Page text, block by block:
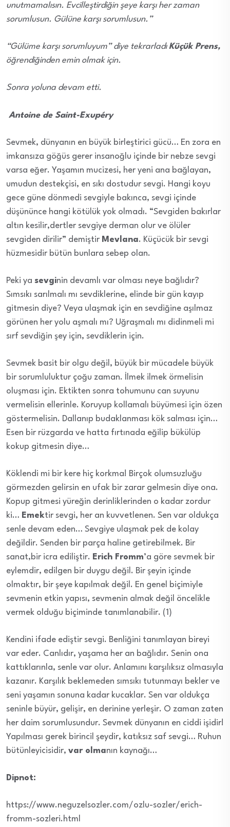
unutmamalısın. Evcilleştirdiğin şeye karşı her zaman
sorumlusun. Gülüne karşı sorumlusun.”
“Gülüme karşı sorumluyum” diye tekrarladıKüçük Prens,
öğrendiğinden emin olmak için.
Sonra yoluna devam etti.
Antoine de Saint-Exupéry
Sevmek, dünyanın en büyük birleştirici gücü… En zora en
imkansıza göğüs gerer insanoğlu içinde bir nebze sevgi
varsa eğer. Yaşamın mucizesi, her yeni ana bağlayan,
umudun destekçisi, en sıkı dostudur sevgi. Hangi koyu
gece güne dönmedi sevgiyle bakınca, sevgi içinde
düşününce hangi kötülük yok olmadı. “Sevgiden bakırlar
altın kesilir,dertler sevgiye derman olur ve ölüler
sevgiden dirilir” demiştir Mevlana. Küçücük bir sevgi
hüzmesidir bütün bunlara sebep olan.
Peki ya sevginin devamlı var olması neye bağlıdır?
Sımsıkı sarılmalı mı sevdiklerine, elinde bir gün kayıp
gitmesin diye? Veya ulaşmak için en sevdiğine aşılmaz
görünen her yolu aşmalı mı? Uğraşmalı mı didinmeli mi
sırf sevdiğin şey için, sevdiklerin için.
Sevmek basit bir olgu değil, büyük bir mücadele büyük
bir sorumluluktur çoğu zaman. İlmek ilmek örmelisin
oluşması için. Ektikten sonra tohumunu can suyunu
vermelisin ellerinle. Koruyup kollamalı büyümesi için özen
göstermelisin. Dallanıp budaklanması kök salması için…
Esen bir rüzgarda ve hatta fırtınada eğilip bükülüp
kokup gitmesin diye…
Köklendi mi bir kere hiç korkma! Birçok olumsuzluğu
görmezden gelirsin en ufak bir zarar gelmesin diye ona.
Kopup gitmesi yüreğin derinliklerinden o kadar zordur
ki… Emektir sevgi, her an kuvvetlenen. Sen var oldukça
senle devam eden… Sevgiye ulaşmak pek de kolay
değildir. Senden bir parça haline getirebilmek. Bir
sanat,bir icra ediliştir. Erich Fromm’a göre sevmek bir
eylemdir, edilgen bir duygu değil. Bir şeyin içinde
olmaktır, bir şeye kapılmak değil. En genel biçimiyle
sevmenin etkin yapısı, sevmenin almak değil öncelikle
vermek olduğu biçiminde tanımlanabilir. (1)
Kendini ifade ediştir sevgi. Benliğini tanımlayan bireyi
var eder. Canlıdır, yaşama her an bağlıdır. Senin ona
kattıklarınla, senle var olur. Anlamını karşılıksız olmasıyla
kazanır. Karşılık beklemeden sımsıkı tutunmayı bekler ve
seni yaşamın sonuna kadar kucaklar. Sen var oldukça
seninle büyür, gelişir, en derinine yerleşir. O zaman zaten
her daim sorumlusundur. Sevmek dünyanın en ciddi işidir!
Yapılması gerek birincil şeydir, katıksız saf sevgi… Ruhun
bütünleyicisidir, var olmanın kaynağı…
Dipnot:
https://www.neguzelsozler.com/ozlu-sozler/erich-
fromm-sozleri.html